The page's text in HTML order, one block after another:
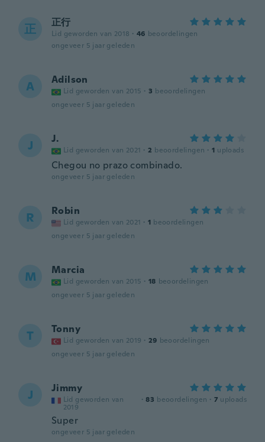
正 正行
Lid geworden van 2018 · 46 beoordelingen
ongeveer 5 jaar geleden
A Adilson
Lid geworden van 2015 · 3 beoordelingen
ongeveer 5 jaar geleden
J J.
Lid geworden van 2021 · 2 beoordelingen · 1 uploads
Chegou no prazo combinado.
ongeveer 5 jaar geleden
R Robin
Lid geworden van 2021 · 1 beoordelingen
ongeveer 5 jaar geleden
M Marcia
Lid geworden van 2015 · 18 beoordelingen
ongeveer 5 jaar geleden
T Tonny
Lid geworden van 2019 · 29 beoordelingen
ongeveer 5 jaar geleden
J Jimmy
Lid geworden van
2019
· 83 beoordelingen · 7 uploads
Super
ongeveer 5 jaar geleden